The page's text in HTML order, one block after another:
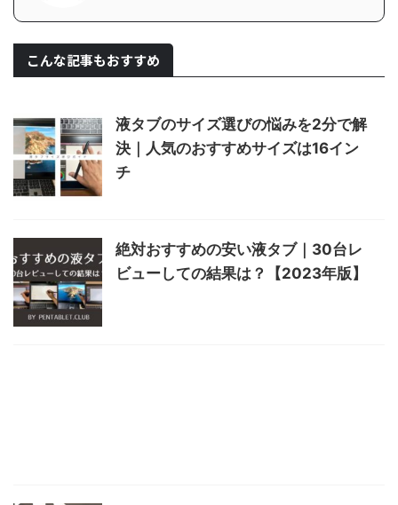
こんな記事もおすすめ
液タブのサイズ選びの悩みを2分で解
決｜人気のおすすめサイズは16イン
チ
絶対おすすめの安い液タブ｜30台レ
ビューしての結果は？【2023年版】